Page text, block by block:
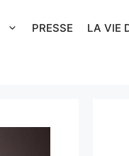
PRESSE LA VIE